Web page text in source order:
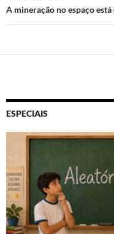
A mineração no espaço
ESPECIAIS